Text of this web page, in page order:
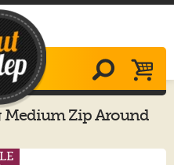
Medium Zip Around